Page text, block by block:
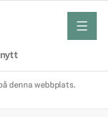
meny
denna webbplats.